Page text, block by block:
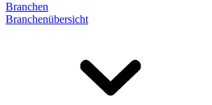
Branchen
Branchenübersicht